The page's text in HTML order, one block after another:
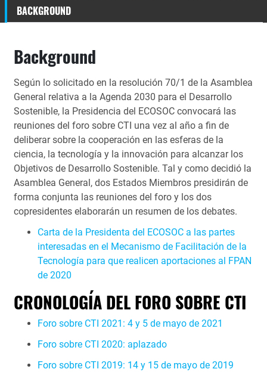
BACKGROUND
Background
Según lo solicitado en la resolución 70/1 de la Asamblea
General relativa a la Agenda 2030 para el Desarrollo
Sostenible, la Presidencia del ECOSOC convocará las
reuniones del foro sobre CTI una vez al año a fin de
deliberar sobre la cooperación en las esferas de la
ciencia, la tecnología y la innovación para alcanzar los
Objetivos de Desarrollo Sostenible. Tal y como decidió la
Asamblea General, dos Estados Miembros presidirán de
forma conjunta las reuniones del foro y los dos
copresidentes elaborarán un resumen de los debates.
Carta de la Presidenta del ECOSOC a las partes
interesadas en el Mecanismo de Facilitación de la
Tecnología para que realicen aportaciones al FPAN
de 2020
CRONOLOGÍA DEL FORO SOBRE CTI
Foro sobre CTI 2021: 4 y 5 de mayo de 2021
Foro sobre CTI 2020: aplazado
Foro sobre CTI 2019: 14 y 15 de mayo de 2019